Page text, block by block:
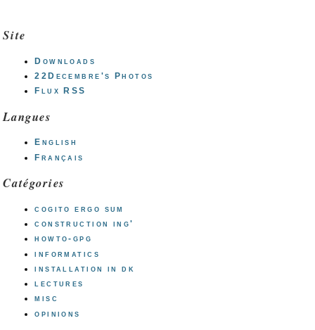
Site
Downloads
22Decembre's Photos
Flux RSS
Langues
English
Français
Catégories
cogito ergo sum
construction ing'
howto-gpg
informatics
installation in dk
lectures
misc
opinions